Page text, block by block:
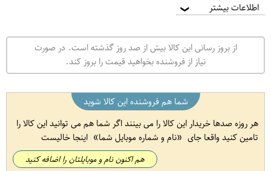
اطلاعات بیشتر ❯
از بروز رسانی این کالا بیش از صد روز گذشته است. در صورت
نیاز از فروشنده بخواهید قیمت را بروز کند.
شما هم فروشنده این کالا شوید
هر روزه صدها خریدار این کالا را می بینند اگر شما هم می توانید این کالا را
تامین کنید واقعا جای
نام و شماره موبایل شما اینجا خالیست
هم اکنون نام و موبایلتان را اضافه کنید